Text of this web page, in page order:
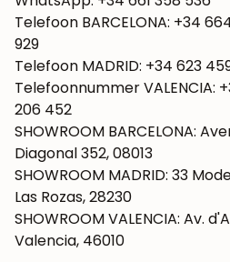
Telefoon BARCELONA: +34
929
Telefoon MADRID: +34 623
Telefoonnummer VALENCIA:
206 452
SHOWROOM BARCELONA:
Diagonal 352, 08013
SHOWROOM MADRID: 33
Las Rozas, 28230
SHOWROOM VALENCIA: Av.
Valencia, 46010